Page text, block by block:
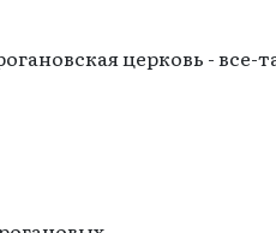
церковь -